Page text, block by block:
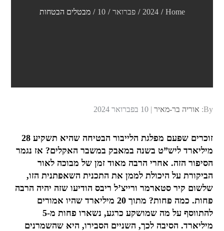
Home
2024 פברואר 10 מבטלים הבטחות
By: אוריה בר-מאיר
Posted
10 בפברואר 2024
זוכרים שפעם מפלגת הלייבור הבטיחה שהיא תשקיע 28
מיליארד ליש”ט בשנה במאבק במשבר האקלים? אז נגמר
הסיפור הזה. אחרי הרבה מאוד זמן של מבוכה לאור
הביקורת על היכולת לממן את התכנית השאפתנית הזו,
שלשום קיר סטארמר ורייצ’ל ריבס הודיעו שזה יהיה הרבה
פחות. כמה פחות? מתוך 20 מיליארד שהיו אמורים
להתווסף על מה שמושקע כרגע, נשארו פחות מ-5
מיליארד. הסיבה לכך, השניים הסבירו, היא שהשמרנים